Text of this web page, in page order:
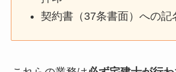
契約書（37条書面）への記